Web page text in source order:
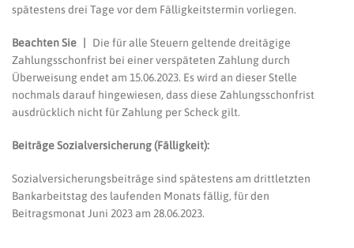
spätestens drei Tage vor dem Fälligkeitstermin vorliegen.
Beachten Sie | Die für alle Steuern geltende dreitägige
Zahlungsschonfrist bei einer verspäteten Zahlung durch
Überweisung endet am 15.06.2023. Es wird an dieser Stelle
nochmals darauf hingewiesen, dass diese Zahlungsschonfrist
ausdrücklich nicht für Zahlung per Scheck gilt.
Beiträge Sozialversicherung (Fälligkeit):
Sozialversicherungsbeiträge sind spätestens am drittletzten
Bankarbeitstag des laufenden Monats fällig, für den
Beitragsmonat Juni 2023 am 28.06.2023.